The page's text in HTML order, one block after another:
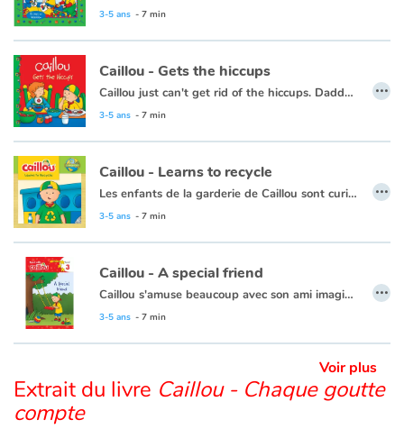
Apprendre les langues
Dyslexie, troubles de la lecture
Nos listes de lecture
Les plus lus
Coups de coeur
This book is also available in French:
3-5 ans - 7 min
Caillou - Gets the hiccups
Caillou just can't get rid of the hiccups. Daddy, the all-time hiccup cure champion, is there to help.
3-5 ans - 7 min
…
Caillou - Learns to recycle
Les enfants de la garderie de Caillou sont curieux à propos des nouvelles poubelles de recyclage.
Cette histoire existe aussi en français :
3-5 ans - 7 min
…
Caillou - A special friend
Caillou s'amuse beaucoup avec son ami imaginaire. Ils s'attirent même quelques ennuis !
Cette histoire existe aussi en français :
3-5 ans - 7 min
…
Voir plus
Extrait du livre Caillou - Chaque goutte
compte